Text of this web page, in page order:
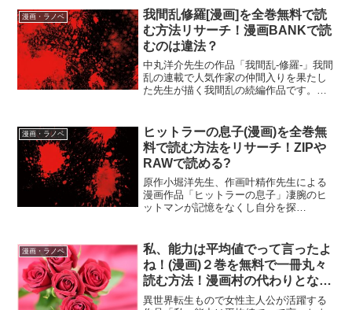
漫画・ラノベ
我間乱修羅[漫画]を全巻無料で読
む方法リサーチ！漫画BANKで読
むのは違法？
中丸洋介先生の作品「我間乱‐修羅‐」我間
乱の連載で人気作家の仲間入りを果たし
た先生が描く我間乱の続編作品です。そ
ますね！\我間乱‐修羅‐(マンガ)を今すぐに
試し読...
漫画・ラノベ
ヒットラーの息子(漫画)を全巻無
料で読む方法をリサーチ！ZIPや
RAWで読める?
原作小堀洋先生、作画叶精作先生による
漫画作品「ヒットラーの息子」凄腕のヒ
ットマンが記憶をなくし自分を探
で全巻読める方法をリサーチしたのでお
伝えしていきますね！\ヒット...
漫画・ラノベ
私、能力は平均値でって言ったよ
ね！(漫画)２巻を無料で一冊丸々
読む方法！漫画村の代わりとなる
のは？
異世界転生もので女性主人公が活躍する